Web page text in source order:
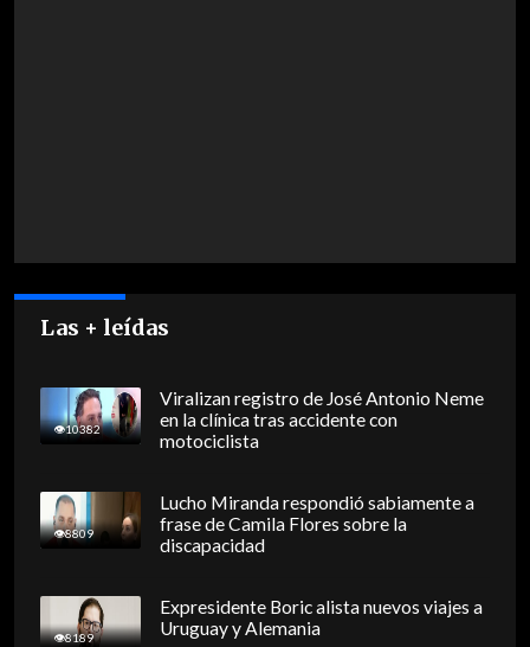
Las + leídas
10382
Viralizan registro de José Antonio Neme
en la clínica tras accidente con
motociclista
8809
Lucho Miranda respondió sabiamente a
frase de Camila Flores sobre la
discapacidad
8189
Expresidente Boric alista nuevos viajes a
Uruguay y Alemania